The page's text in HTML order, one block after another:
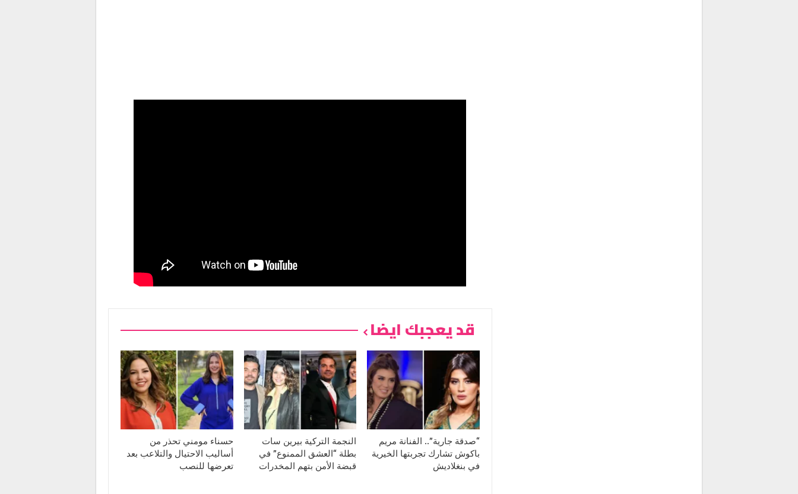
قد يعجبك ايضا
“صدقة جارية”.. الفنانة مريم
باكوش تشارك تجربتها الخيرية
في بنغلاديش
النجمة التركية بيرين سات
بطلة “العشق الممنوع” في
قبضة الأمن بتهم المخدرات
حسناء مومني تحذر من
أساليب الاحتيال والتلاعب بعد
تعرضها للنصب